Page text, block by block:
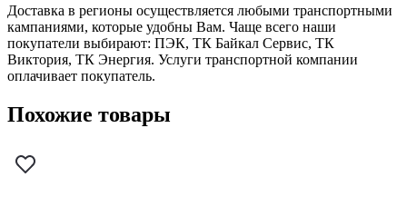
Доставка в регионы осуществляется любыми транспортными
кампаниями, которые удобны Вам. Чаще всего наши
покупатели выбирают: ПЭК, ТК Байкал Сервис, ТК
Виктория, ТК Энергия. Услуги транспортной компании
оплачивает покупатель.
Похожие товары